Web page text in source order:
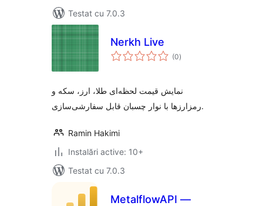
Testat cu 7.0.3
Nerkh Live
(0total
aprecieri
)
نمایش قیمت لحظه‌ای طلا، ارز، سکه و
رمزارزها با نوار چسبان قابل سفارشی‌سازی.
Ramin Hakimi
Instalări active: 10+
Testat cu 7.0.3
MetalflowAPI —